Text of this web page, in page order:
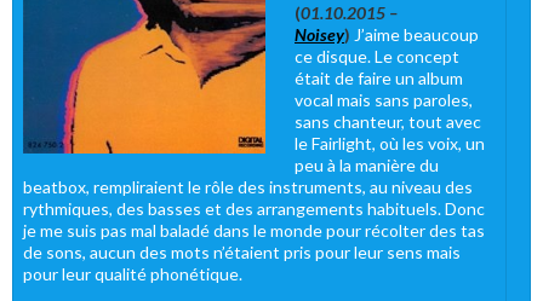
(01.10.2015 –
Noisey) J’aime beaucoup
ce disque. Le concept
était de faire un album
vocal mais sans paroles,
sans chanteur, tout avec
le Fairlight, où les voix, un
peu à la manière du
beatbox, rempliraient le rôle des instruments, au niveau des
rythmiques, des basses et des arrangements habituels. Donc
je me suis pas mal baladé dans le monde pour récolter des tas
de sons, aucun des mots n’étaient pris pour leur sens mais
pour leur qualité phonétique.